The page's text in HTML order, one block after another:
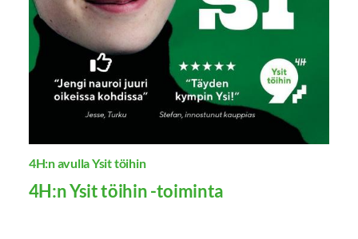
4H:n avulla Ysit töihin
4H:n Ysit töihin -toiminta